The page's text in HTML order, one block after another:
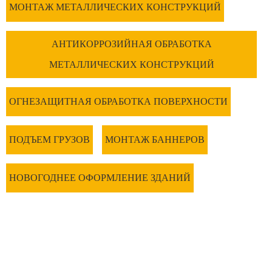
МОНТАЖ МЕТАЛЛИЧЕСКИХ КОНСТРУКЦИЙ
АНТИКОРРОЗИЙНАЯ ОБРАБОТКА
МЕТАЛЛИЧЕСКИХ КОНСТРУКЦИЙ
ОГНЕЗАЩИТНАЯ ОБРАБОТКА ПОВЕРХНОСТИ
ПОДЪЕМ ГРУЗОВ МОНТАЖ БАННЕРОВ
НОВОГОДНЕЕ ОФОРМЛЕНИЕ ЗДАНИЙ